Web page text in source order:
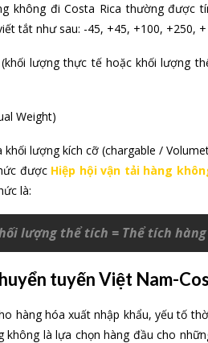
không đi Costa Rica thường được
tắt như sau: -45, +45, +100, +250,
lượng thực tế hoặc khối lượng
Weight)
khối lượng kích cỡ (chargable /
được Hiệp hội vận tải hàng
là:
lượng thể tích = Thể tích hàng
tuyến Việt Nam-
hàng hóa xuất nhập khẩu, yếu tố
không là lựa chọn hàng đầu cho